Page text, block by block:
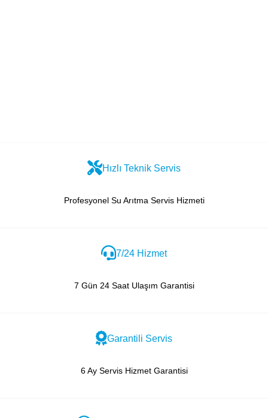
Hızlı Teknik Servis
Profesyonel Su Arıtma Servis Hizmeti
7/24 Hizmet
7 Gün 24 Saat Ulaşım Garantisi
Garantili Servis
6 Ay Servis Hizmet Garantisi